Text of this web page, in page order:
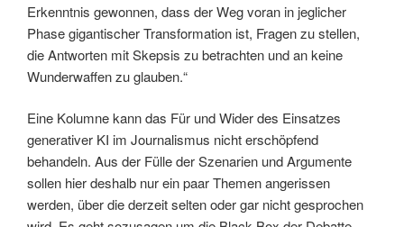
Erkenntnis gewonnen, dass der Weg voran in jeglicher
Phase gigantischer Transformation ist, Fragen zu stellen,
die Antworten mit Skepsis zu betrachten und an keine
Wunderwaffen zu glauben.“
Eine Kolumne kann das Für und Wider des Einsatzes
generativer KI im Journalismus nicht erschöpfend
behandeln. Aus der Fülle der Szenarien und Argumente
sollen hier deshalb nur ein paar Themen angerissen
werden, über die derzeit selten oder gar nicht gesprochen